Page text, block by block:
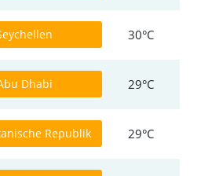
30°C
Dhabi 29°C
Republik 29°C